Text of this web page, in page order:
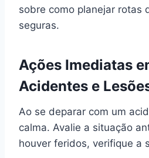
sobre como planejar rotas
seguras.
Ações Imediatas
Acidentes e
Ao se deparar com um
calma. Avalie a situação
houver feridos, verifique a